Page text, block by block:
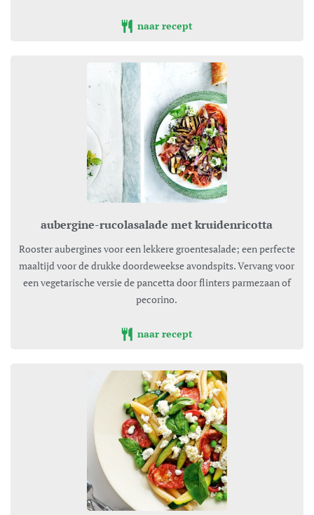
naar recept
aubergine-rucolasalade met kruidenricotta
Rooster aubergines voor een lekkere groentesalade; een perfecte
maaltijd voor de drukke doordeweekse avondspits. Vervang voor
een vegetarische versie de pancetta door flinters parmezaan of
pecorino.
naar recept